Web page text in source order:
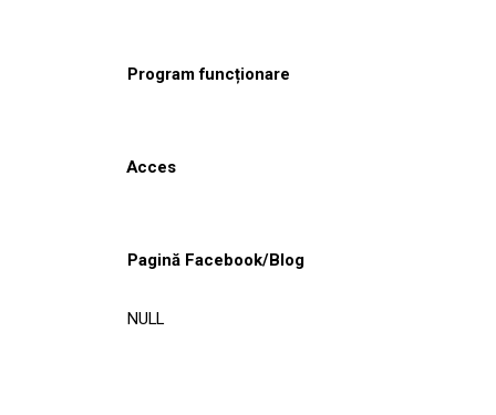
Program funcționare
Acces
Pagină Facebook/Blog
NULL